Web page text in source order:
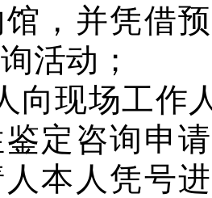
，并凭借
活动；
向现场工作
定咨询申
本人凭号